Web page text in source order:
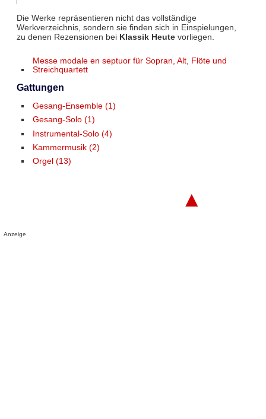
Die Werke repräsentieren nicht das vollständige
Werkverzeichnis, sondern sie finden sich in Einspielungen,
zu denen Rezensionen bei Klassik Heutevorliegen.
Messe modale en septuor für Sopran, Alt, Flöte und
Streichquartett
Gattungen
Gesang-Ensemble (1)
Gesang-Solo (1)
Instrumental-Solo (4)
Kammermusik (2)
Orgel (13)
▲
Anzeige